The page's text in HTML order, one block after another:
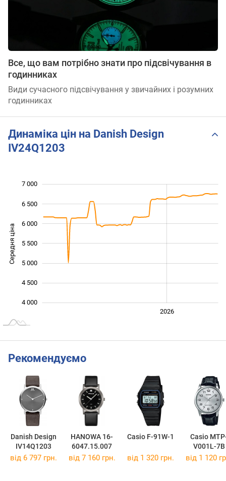
Все, що вам потрібно знати про підсвічування в
годинниках
Види сучасного підсвічування у звичайних і розумних
годинниках
Динаміка цін на Danish Design
IV24Q1203
Середня ціна 4 000
4 000
4 500
5 000
5 500
6 000
6 500
7 000
2026
Рекомендуємо
Danish Design
IV14Q1203
HANOWA 16-
6047.15.007
Casio F-91W-1
Casio
V001L-7B
від 6 797 грн. від 7 160 грн. від 1 320 грн. від 1 120